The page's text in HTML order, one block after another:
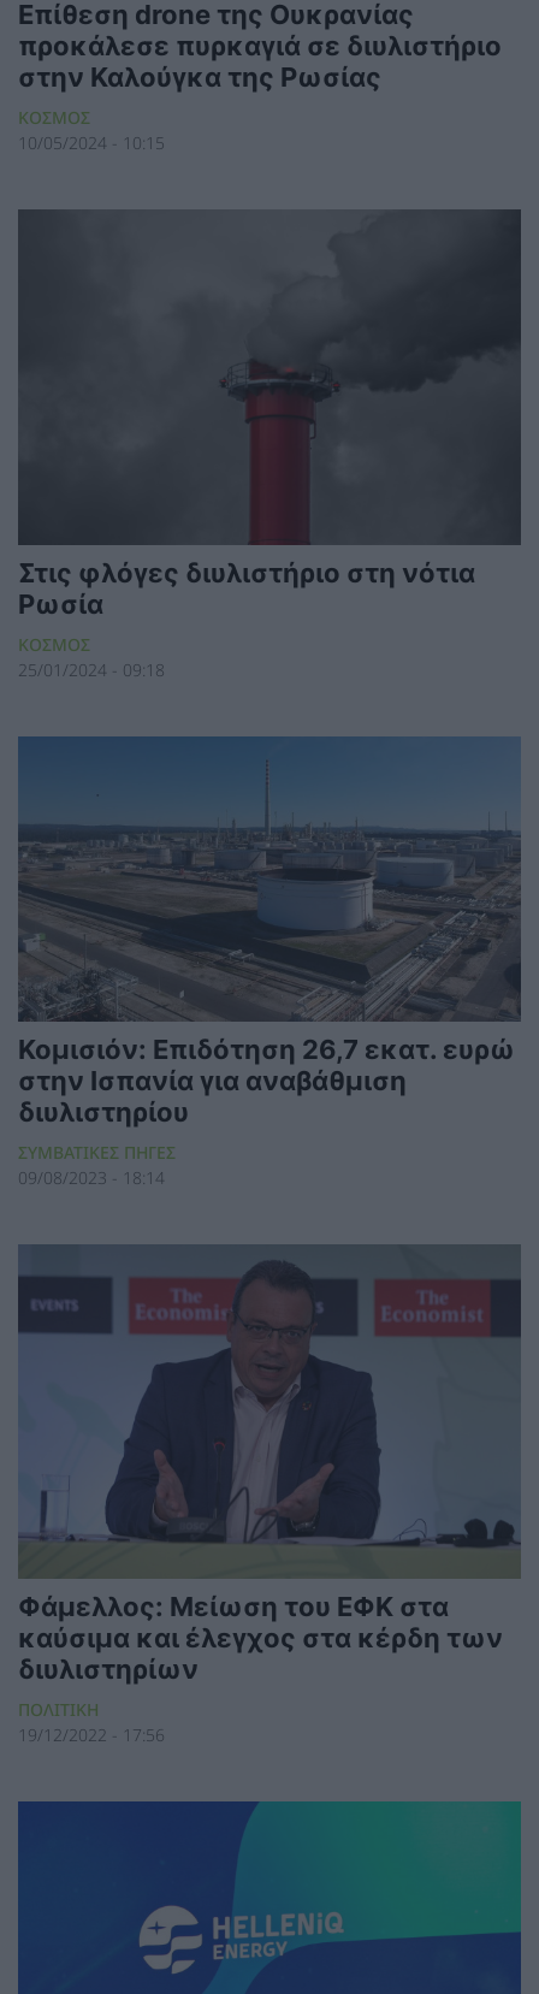
Επίθεση drone της Ουκρανίας
προκάλεσε πυρκαγιά σε διυλιστήριο
στην Καλούγκα της Ρωσίας
ΚΟΣΜΟΣ
10/05/2024 - 10:15
Στις φλόγες διυλιστήριο στη νότια
Ρωσία
ΚΟΣΜΟΣ
25/01/2024 - 09:18
Κομισιόν: Επιδότηση 26,7 εκατ. ευρώ
στην Ισπανία για αναβάθμιση
διυλιστηρίου
ΣΥΜΒΑΤΙΚΕΣ ΠΗΓΕΣ
09/08/2023 - 18:14
Φάμελλος: Μείωση του ΕΦΚ στα
καύσιμα και έλεγχος στα κέρδη των
διυλιστηρίων
ΠΟΛΙΤΙΚΗ
19/12/2022 - 17:56